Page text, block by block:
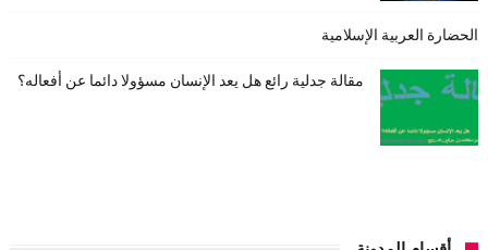
الحضارة العربية الإسلامية
مقالة جدلية رائع هل يعد الإنسان مسؤولا دائما عن أفعاله؟